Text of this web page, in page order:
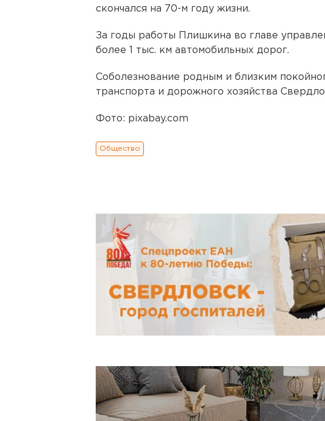
скончался на 70-м году жизни.
За годы работы Плишкина во главе
более 1 тыс. км автомобильных дорог.
Соболезнование родным и близким
транспорта и дорожного хозяйства
Фото: pixabay.com
Общество